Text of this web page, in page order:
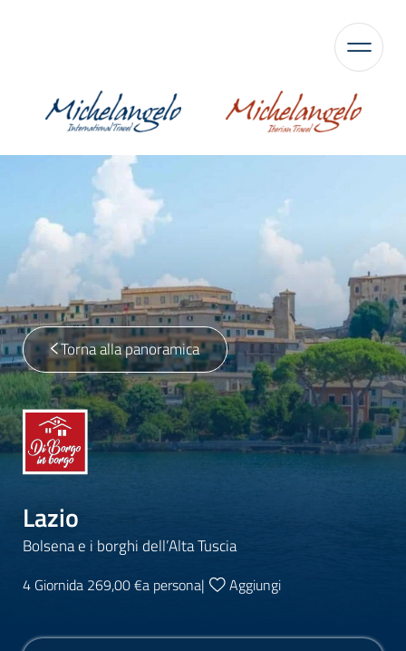
Torna alla panoramica
Lazio
Bolsena e i borghi dell’Alta Tuscia
4 Giornida 269,00 €a persona| Aggiungi